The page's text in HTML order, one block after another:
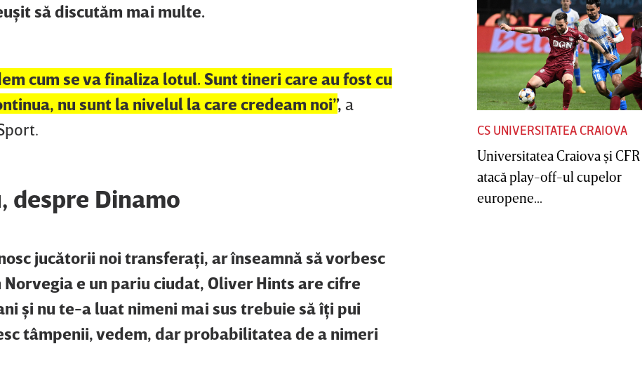
să discutăm mai multe.
cum se va finaliza lotul. Sunt tineri care au fost cu
nu sunt la nivelul la care credeam noi”, a
despre Dinamo
jucătorii noi transferaţi, ar înseamnă să vorbesc
e un pariu ciudat, Oliver Hints are cifre
şi nu te-a luat nimeni mai sus trebuie să îţi pui
tâmpenii, vedem, dar probabilitatea de a nimeri
CS UNIVERSITATEA CRAIOVA
Universitatea Craiova şi
atacă play-off-ul cupelor
europene...